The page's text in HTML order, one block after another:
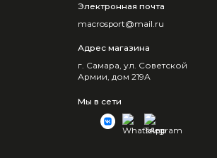
Электронная почта
macrosport@mail.ru
Адрес магазина
г. Самара, ул. Советской
Армии, дом 219А
Мы в сети